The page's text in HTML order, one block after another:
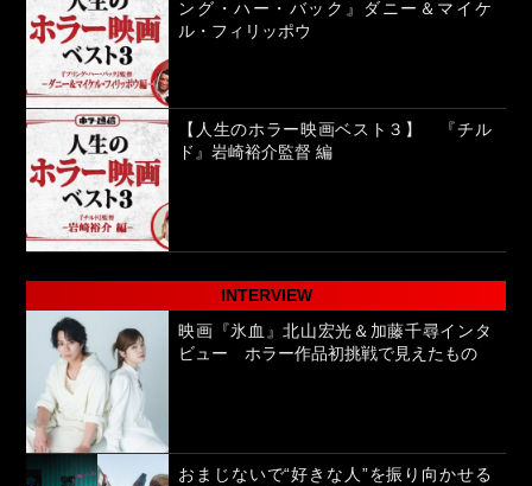
ング・ハー・バック』ダニー＆マイケ
ル・フィリッポウ
【人生のホラー映画ベスト３】 『チル
ド』岩崎裕介監督 編
INTERVIEW
映画『氷血』北山宏光＆加藤千尋インタ
ビュー ホラー作品初挑戦で見えたもの
おまじないで“好きな人”を振り向かせる